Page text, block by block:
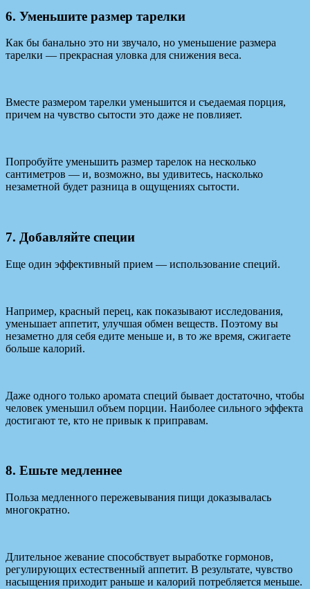
6. Уменьшите размер тарелки
Как бы банально это ни звучало, но уменьшение размера
тарелки — прекрасная уловка для снижения веса.
Вместе размером тарелки уменьшится и съедаемая порция,
причем на чувство сытости это даже не повлияет.
Попробуйте уменьшить размер тарелок на несколько
сантиметров — и, возможно, вы удивитесь, насколько
незаметной будет разница в ощущениях сытости.
7. Добавляйте специи
Еще один эффективный прием — использование специй.
Например, красный перец, как показывают исследования,
уменьшает аппетит, улучшая обмен веществ. Поэтому вы
незаметно для себя едите меньше и, в то же время, сжигаете
больше калорий.
Даже одного только аромата специй бывает достаточно, чтобы
человек уменьшил объем порции. Наиболее сильного эффекта
достигают те, кто не привык к приправам.
8. Ешьте медленнее
Польза медленного пережевывания пищи доказывалась
многократно.
Длительное жевание способствует выработке гормонов,
регулирующих естественный аппетит. В результате, чувство
насыщения приходит раньше и калорий потребляется меньше.